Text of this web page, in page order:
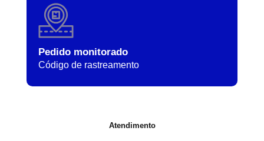
Pedido monitorado
Código de rastreamento
Atendimento